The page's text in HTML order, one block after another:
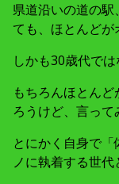
県道沿いの道の
ても、ほとんどが
しかも30歳代では
もちろんほとん
ろうけど、言って
とにかく自身で
ノに執着する世代